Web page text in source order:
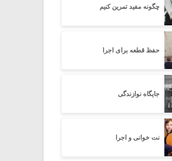
چگونه مفید تمرین کنیم
حفظ قطعه برای اجرا
جایگاه نوازندگی
نت خوانی و اجرا